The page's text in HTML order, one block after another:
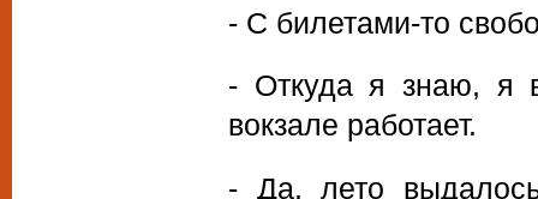
- С билетами-то
- Откуда я знаю, я
вокзале работает.
- Да, лето